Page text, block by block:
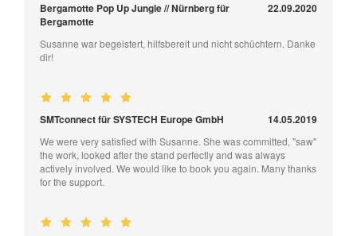
Bergamotte Pop Up Jungle // Nürnberg für
Bergamotte
22.09.2020
Susanne war begeistert, hilfsbereit und nicht schüchtern. Danke
dir!
SMTconnect für SYSTECH Europe GmbH 14.05.2019
We were very satisfied with Susanne. She was committed, "saw"
the work, looked after the stand perfectly and was always
actively involved. We would like to book you again. Many thanks
for the support.